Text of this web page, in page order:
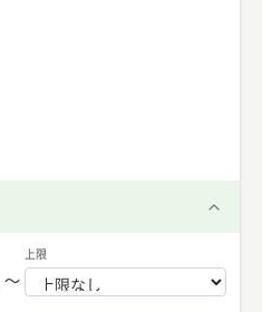
〜
上限